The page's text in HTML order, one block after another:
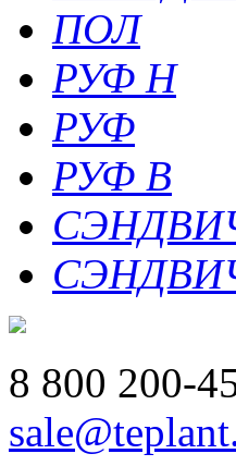
ПОЛ
РУФ Н
РУФ
РУФ В
8 800 200-